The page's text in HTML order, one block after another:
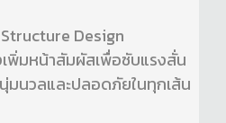
Design
พิ่มหน้าสัมผัสเพื่อซับแรงสั่น
มนวลและปลอดภัยในทุกเส้น